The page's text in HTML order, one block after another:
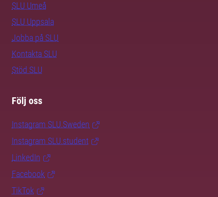
SLU Umeå
SLU Uppsala
Jobba på SLU
Kontakta SLU
Stöd SLU
Följ oss
Instagram SLU.Sweden
Instagram SLU.student
LinkedIn
Facebook
TikTok